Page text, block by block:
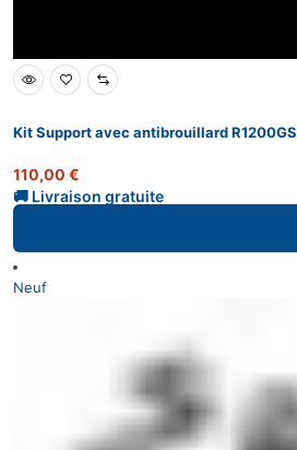
Kit Support avec antibrouillard R1200GS
110,00 €
Neuf